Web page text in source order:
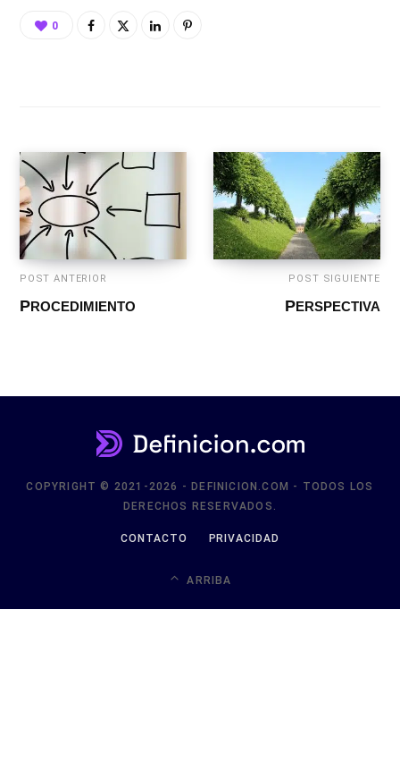
POST ANTERIOR
PROCEDIMIENTO
POST SIGUIENTE
PERSPECTIVA
DERECHOS RESERVADOS.
CONTACTO PRIVACIDAD